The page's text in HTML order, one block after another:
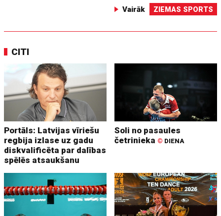
Vairāk ZIEMAS SPORTS
CITI
Portāls: Latvijas vīriešu
regbija izlase uz gadu
diskvalificēta par dalības
spēlēs atsaukšanu
Soli no pasaules
četrinieka © DIENA